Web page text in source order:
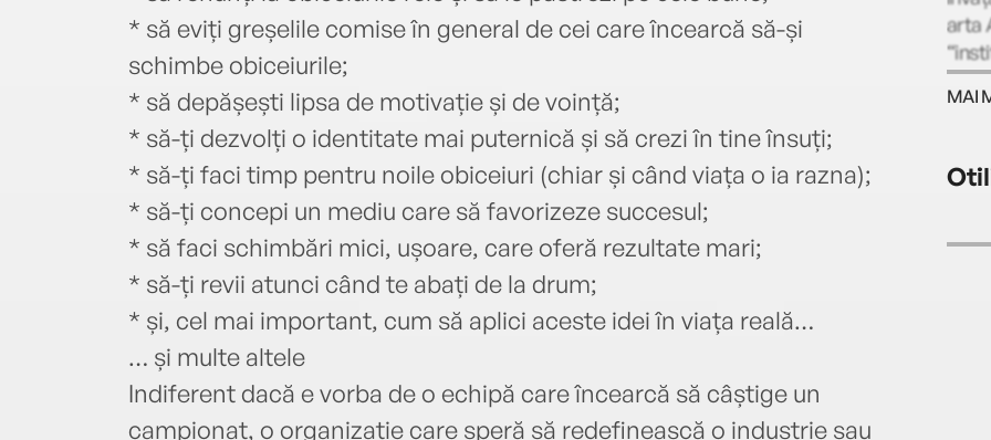
* să eviți greșelile comise în general de cei care încearcă să-și
schimbe obiceiurile;
* să depășești lipsa de motivație și de voință;
* să-ți dezvolți o identitate mai puternică și să crezi în tine însuți;
* să-ți faci timp pentru noile obiceiuri (chiar și când viața o ia razna);
* să-ți concepi un mediu care să favorizeze succesul;
* să faci schimbări mici, ușoare, care oferă rezultate mari;
* să-ți revii atunci când te abați de la drum;
* și, cel mai important, cum să aplici aceste idei în viața reală…
… și multe altele
Indiferent dacă e vorba de o echipă care încearcă să câștige un
campionat, o organizație care speră să redefinească o industrie sau
arta
cu
MAI